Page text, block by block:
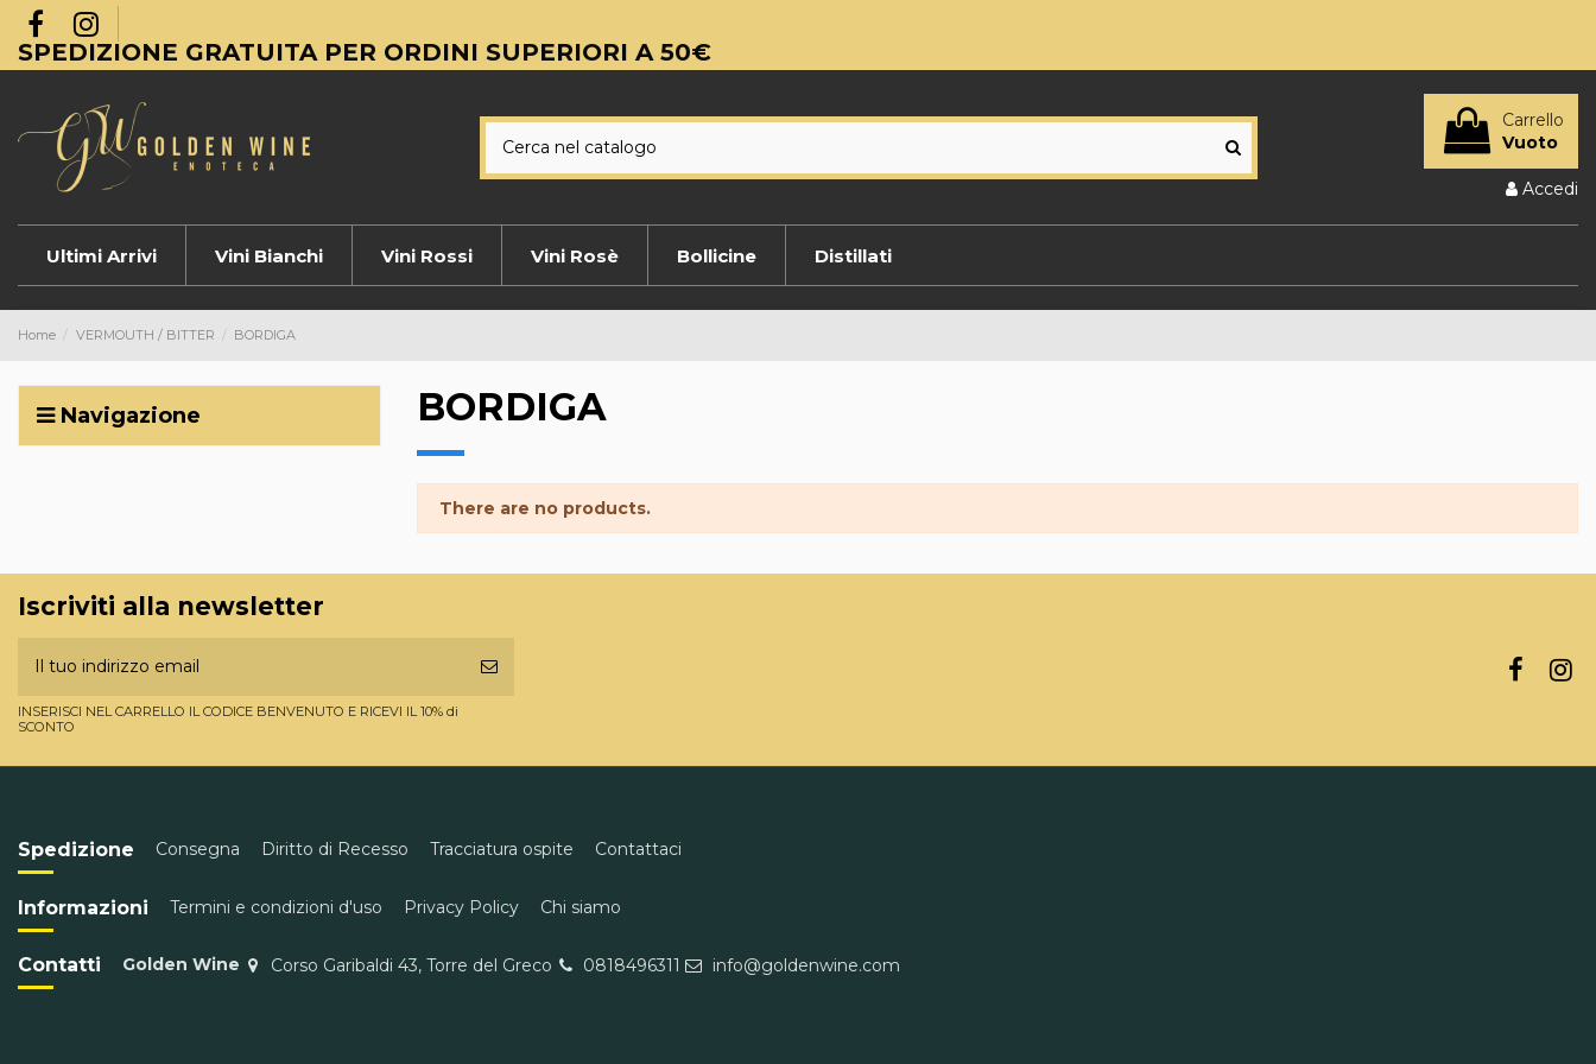
SPEDIZIONE GRATUITA PER ORDINI SUPERIORI A 50€
Carrello
Vuoto
Accedi
Ultimi Arrivi Vini Bianchi Vini Rossi Vini Rosè Bollicine Distillati
Home VERMOUTH / BITTER BORDIGA
BORDIGA
There are no products.
Navigazione
Iscriviti alla newsletter
INSERISCI NEL CARRELLO IL CODICE BENVENUTO E RICEVI IL 10% di
SCONTO
Spedizione Consegna Diritto di Recesso Tracciatura ospite Contattaci
Informazioni Termini e condizioni d'uso Privacy Policy Chi siamo
Contatti Golden Wine Corso Garibaldi 43, Torre del Greco 0818496311 info@goldenwine.com